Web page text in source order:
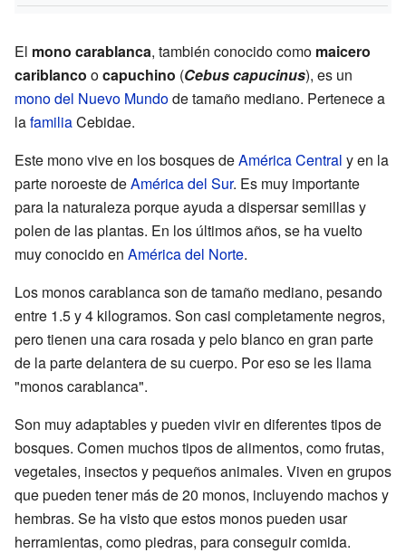
El mono carablanca, también conocido como maicero
cariblanco ocapuchino (Cebus capucinus), es un
mono del Nuevo Mundode tamaño mediano. Pertenece a
lafamiliaCebidae.
Este mono vive en los bosques deAmérica Central y en la
parte noroeste deAmérica del Sur. Es muy importante
para la naturaleza porque ayuda a dispersar semillas y
polen de las plantas. En los últimos años, se ha vuelto
muy conocido en América del Norte.
Los monos carablanca son de tamaño mediano, pesando
entre 1.5 y 4 kilogramos. Son casi completamente negros,
pero tienen una cara rosada y pelo blanco en gran parte
de la parte delantera de su cuerpo. Por eso se les llama
"monos carablanca".
Son muy adaptables y pueden vivir en diferentes tipos de
bosques. Comen muchos tipos de alimentos, como frutas,
vegetales, insectos y pequeños animales. Viven en grupos
que pueden tener más de 20 monos, incluyendo machos y
hembras. Se ha visto que estos monos pueden usar
herramientas, como piedras, para conseguir comida.